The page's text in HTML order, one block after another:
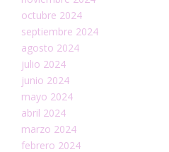
octubre 2024
septiembre 2024
agosto 2024
julio 2024
junio 2024
mayo 2024
abril 2024
marzo 2024
febrero 2024